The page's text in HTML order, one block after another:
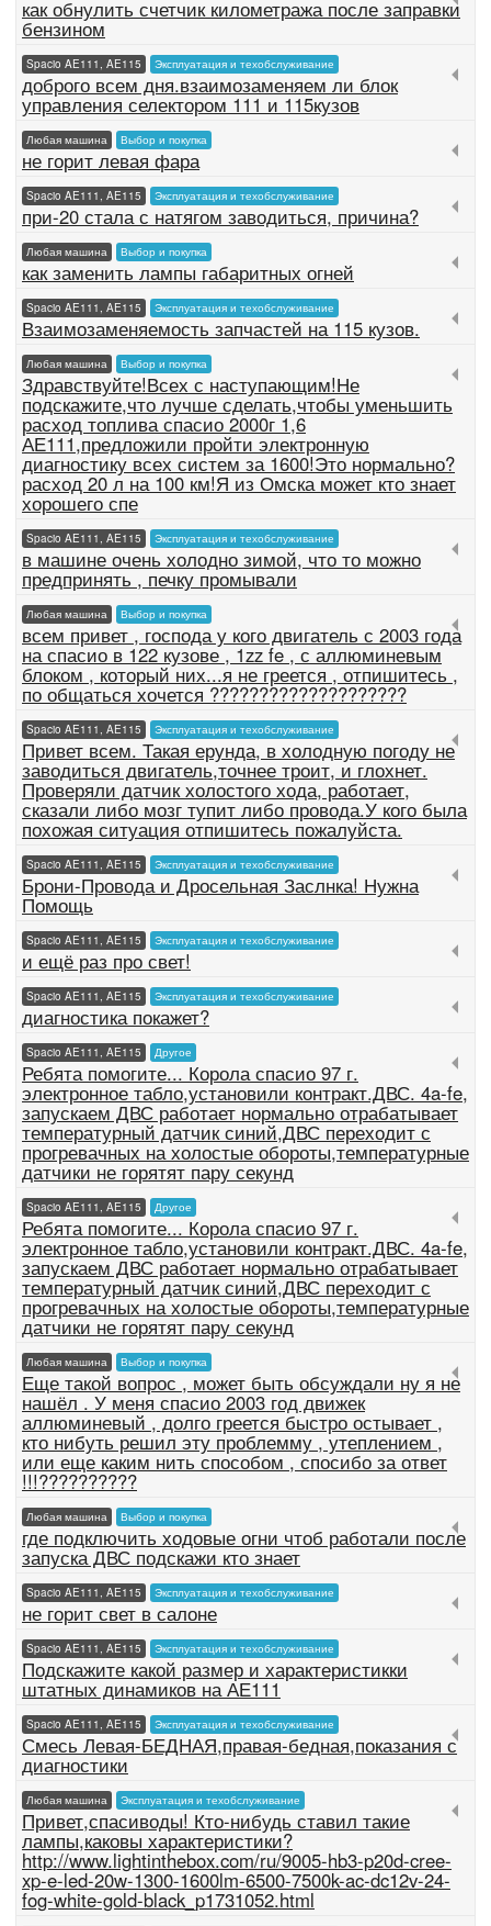
как обнулить счетчик километража после заправки
бензином
Spacio AE111, AE115 Эксплуатация и техобслуживание
доброго всем дня.взаимозаменяем ли блок
управления селектором 111 и 115кузов
Любая машина Выбор и покупка
не горит левая фара
Spacio AE111, AE115 Эксплуатация и техобслуживание
при-20 стала с натягом заводиться, причина?
Любая машина Выбор и покупка
как заменить лампы габаритных огней
Spacio AE111, AE115 Эксплуатация и техобслуживание
Взаимозаменяемость запчастей на 115 кузов.
Любая машина Выбор и покупка
Здравствуйте!Всех с наступающим!Не
подскажите,что лучше сделать,чтобы уменьшить
расход топлива спасио 2000г 1,6
АЕ111,предложили пройти электронную
диагностику всех систем за 1600!Это нормально?
расход 20 л на 100 км!Я из Омска может кто знает
хорошего спе
Spacio AE111, AE115 Эксплуатация и техобслуживание
в машине очень холодно зимой, что то можно
предпринять , печку промывали
Любая машина Выбор и покупка
всем привет , господа у кого двигатель с 2003 года
на спасио в 122 кузове , 1zz fe , с аллюминевым
блоком , который них...я не греется , отпишитесь ,
по общаться хочется ????????????????????
Spacio AE111, AE115 Эксплуатация и техобслуживание
Привет всем. Такая ерунда, в холодную погоду не
заводиться двигатель,точнее троит, и глохнет.
Проверяли датчик холостого хода, работает,
сказали либо мозг тупит либо провода.У кого была
похожая ситуация отпишитесь пожалуйста.
Spacio AE111, AE115 Эксплуатация и техобслуживание
Брони-Провода и Дросельная Заслнка! Нужна
Помощь
Spacio AE111, AE115 Эксплуатация и техобслуживание
и ещё раз про свет!
Spacio AE111, AE115 Эксплуатация и техобслуживание
диагностика покажет?
Spacio AE111, AE115 Другое
Ребята помогите... Корола спасио 97 г.
электронное табло,установили контракт.ДВС. 4a-fe,
запускаем ДВС работает нормально отрабатывает
температурный датчик синий,ДВС переходит с
прогревачных на холостые обороты,температурные
датчики не горятят пару секунд
Spacio AE111, AE115 Другое
Ребята помогите... Корола спасио 97 г.
электронное табло,установили контракт.ДВС. 4a-fe,
запускаем ДВС работает нормально отрабатывает
температурный датчик синий,ДВС переходит с
прогревачных на холостые обороты,температурные
датчики не горятят пару секунд
Любая машина Выбор и покупка
Еще такой вопрос , может быть обсуждали ну я не
нашёл . У меня спасио 2003 год движек
аллюминевый , долго греется быстро остывает ,
кто нибуть решил эту проблемму , утеплением ,
или еще каким нить способом , спосибо за ответ
!!!??????????
Любая машина Выбор и покупка
где подключить ходовые огни чтоб работали после
запуска ДВС подскажи кто знает
Spacio AE111, AE115 Эксплуатация и техобслуживание
не горит свет в салоне
Spacio AE111, AE115 Эксплуатация и техобслуживание
Подскажите какой размер и характеристикки
штатных динамиков на АЕ111
Spacio AE111, AE115 Эксплуатация и техобслуживание
Смесь Левая-БЕДНАЯ,правая-бедная,показания с
диагностики
Любая машина Эксплуатация и техобслуживание
Привет,спасиводы! Кто-нибудь ставил такие
лампы,каковы характеристики?
http://www.lightinthebox.com/ru/9005-hb3-p20d-cree-
xp-e-led-20w-1300-1600lm-6500-7500k-ac-dc12v-24-
fog-white-gold-black_p1731052.html